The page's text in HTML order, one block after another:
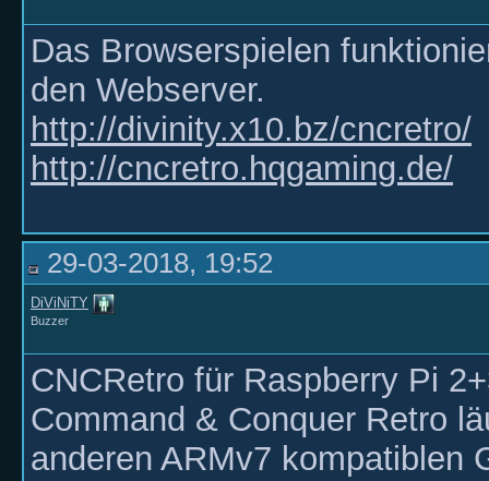
Das Browserspielen
den Webserver.
http://divinity.x10.bz/cncretro/
http://cncretro.hqgaming.de/
29-03-2018, 19:52
DiViNiTY
Buzzer
CNCRetro für Raspberry Pi
Command & Conquer Retro
anderen ARMv7 kompatiblen